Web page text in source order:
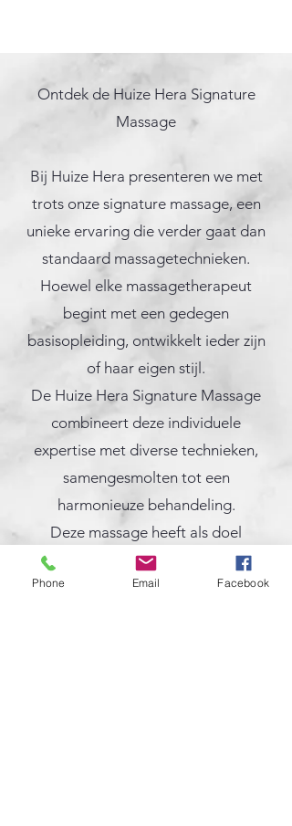
Ontdek de Huize Hera Signature
Massage
Bij Huize Hera presenteren we met
trots onze signature massage, een
unieke ervaring die verder gaat dan
standaard massagetechnieken.
Hoewel elke massagetherapeut
begint met een gedegen
basisopleiding, ontwikkelt ieder zijn
of haar eigen stijl.
De Huize Hera Signature Massage
combineert deze individuele
expertise met diverse technieken,
samengesmolten tot een
harmonieuze behandeling.
Deze massage heeft als doel
spanningen en blokkades op te
heffen, de spieren te laten
Phone Email Facebook